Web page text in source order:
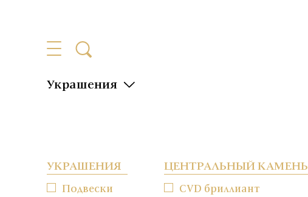
Украшения
УКРАШЕНИЯ
Подвески
ЦЕНТРАЛЬНЫЙ КАМЕНЬ
CVD бриллиант